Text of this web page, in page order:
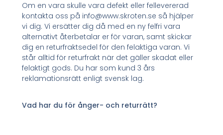
Om en vara skulle vara defekt eller fellevererad
kontakta oss på info@www.skroten.se så hjälper
vi dig. Vi ersätter dig då med en ny felfri vara
alternativt återbetalar er för varan, samt skickar
dig en returfraktsedel för den felaktiga varan. Vi
står alltid för returfrakt när det gäller skadat eller
felaktigt gods. Du har som kund 3 års
reklamationsrätt enligt svensk lag.
Vad har du för ånger- och returrätt?